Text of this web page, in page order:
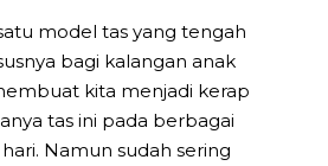
model tas yang tengah
bagi kalangan anak
kita menjadi kerap
tas ini pada berbagai
Namun sudah sering